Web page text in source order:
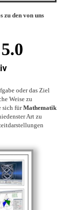
zu den von uns
oder das Ziel
Weise zu
sich fürMathematik
Art zu